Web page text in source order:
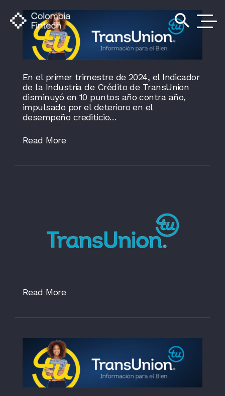
search
En el primer trimestre de 2024, el Indicador
de la Industria de Crédito de TransUnion
disminuyó en 10 puntos año contra año,
impulsado por el deterioro en el
desempeño crediticio…
Read More
Read More